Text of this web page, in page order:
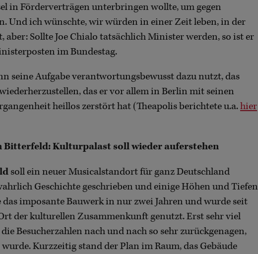
in Förderverträgen unterbringen wollte, um gegen
Und ich wünschte, wir würden in einer Zeit leben, in der
aber: Sollte Joe Chialo tatsächlich Minister werden, so ist er
im Bundestag.
seine Aufgabe verantwortungsbewusst dazu nutzt, das
das er vor allem in Berlin mit seinen
heillos zerstört hat (Theapolis berichtete u.a.hier
Bitterfeld: Kulturpalast soll wieder auferstehen
soll ein neuer Musicalstandort für ganz Deutschland
Geschichte geschrieben und einige Höhen und Tiefen
imposante Bauwerk in nur zwei Jahren und wurde seit
der kulturellen Zusammenkunft genutzt. Erst sehr viel
Besucherzahlen nach und nach so sehr zurückgenagen,
wurde. Kurzzeitig stand der Plan im Raum, das Gebäude